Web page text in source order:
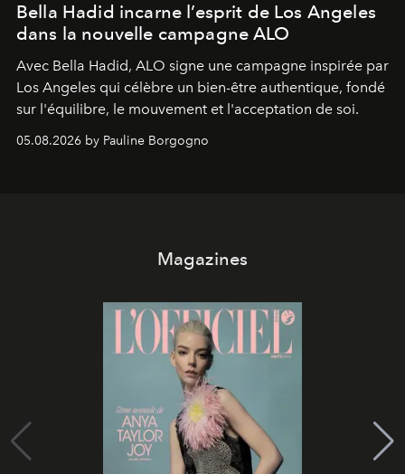
Bella Hadid incarne l’esprit de Los Angeles
dans la nouvelle campagne ALO
Avec Bella Hadid, ALO signe une campagne inspirée par
Los Angeles qui célèbre un bien-être authentique, fondé
sur l'équilibre, le mouvement et l'acceptation de soi.
05.08.2026 by Pauline Borgogno
Magazines